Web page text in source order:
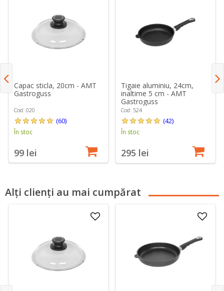
Capac sticla, 20cm - AMT
Gastroguss
Cod: 020
(60)
În stoc
99 lei
Tigaie aluminiu, 24cm,
inaltime 5 cm - AMT
Gastroguss
Cod: 524
(42)
În stoc
295 lei
Alți clienți au mai cumpărat